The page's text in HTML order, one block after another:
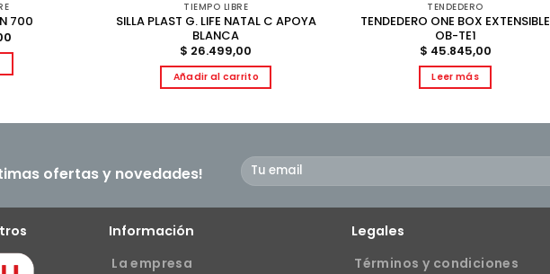
700
TIEMPO LIBRE
SILLA PLAST G. LIFE NATAL C APOYA
BLANCA
$ 26.499,00
Añadir al carrito
TENDEDERO
TENDEDERO ONE BOX EXTENSIBLE
OB-TE1
$ 45.845,00
Leer más
ofertas y novedades!
Información
La empresa
Legales
Términos y condiciones